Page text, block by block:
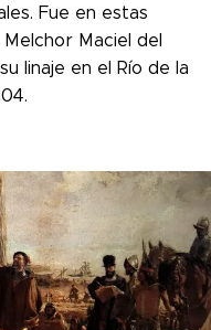
Fue en estas
Maciel del
linaje en el Río de la